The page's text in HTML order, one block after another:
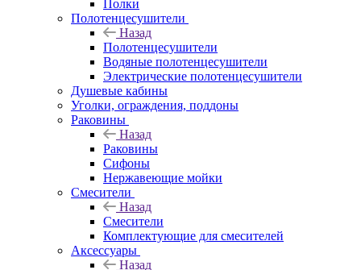
Полки
Полотенцесушители
Назад
Полотенцесушители
Водяные полотенцесушители
Электрические полотенцесушители
Душевые кабины
Уголки, ограждения, поддоны
Раковины
Назад
Раковины
Сифоны
Нержавеющие мойки
Смесители
Назад
Смесители
Комплектующие для смесителей
Аксессуары
Назад